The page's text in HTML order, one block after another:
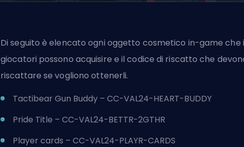
Di seguito è elencato ogni oggetto cosmetico in-game che i
giocatori possono acquisire e il codice di riscatto che
riscattare se vogliono ottenerli.
Tactibear Gun Buddy – CC-VAL24-HEART-BUDDY
Pride Title – CC-VAL24-BETTR-2GTHR
Player cards – CC-VAL24-PLAYR-CARDS